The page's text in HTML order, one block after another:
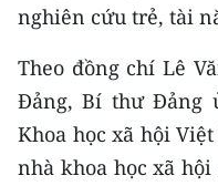
Infographic
TIN MỚI
TIN ĐỊA PHƯƠNG
nghiên cứu trẻ, tài
Theo đồng chí Lê
Đảng, Bí thư Đảng
Khoa học xã hội
nhà khoa học xã